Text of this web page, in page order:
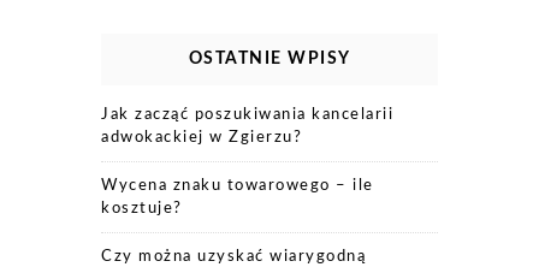
OSTATNIE WPISY
Jak zacząć poszukiwania kancelarii
adwokackiej w Zgierzu?
Wycena znaku towarowego – ile
kosztuje?
Czy można uzyskać wiarygodną